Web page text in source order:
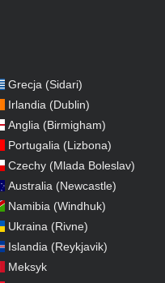
Grecja (Sidari)
Irlandia (Dublin)
Anglia (Birmigham)
Portugalia (Lizbona)
Czechy (Mlada Boleslav)
Australia (Newcastle)
Namibia (Windhuk)
Ukraina (Rivne)
Islandia (Reykjavik)
Meksyk